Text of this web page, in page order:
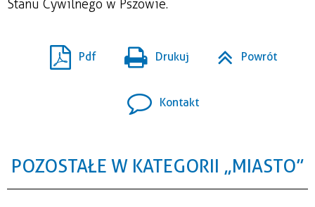
Stanu Cywilnego w Pszowie.
Pdf Drukuj Powrót
Kontakt
POZOSTAŁE W KATEGORII „MIASTO”